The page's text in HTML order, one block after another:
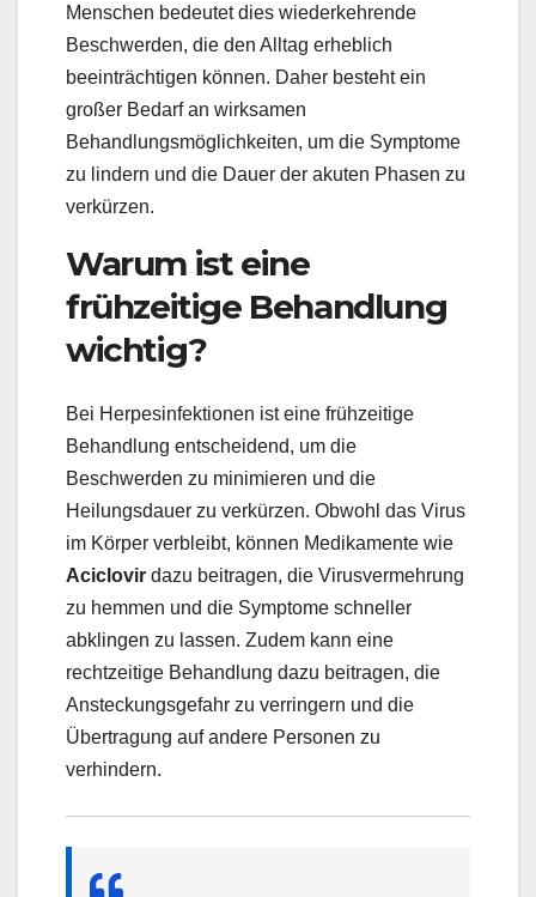
Menschen bedeutet dies wiederkehrende
Beschwerden, die den Alltag erheblich
beeinträchtigen können. Daher besteht ein
großer Bedarf an wirksamen
Behandlungsmöglichkeiten, um die Symptome
zu lindern und die Dauer der akuten Phasen zu
verkürzen.
Warum ist eine
frühzeitige Behandlung
wichtig?
Bei Herpesinfektionen ist eine frühzeitige
Behandlung entscheidend, um die
Beschwerden zu minimieren und die
Heilungsdauer zu verkürzen. Obwohl das Virus
im Körper verbleibt, können Medikamente wie
Aciclovir dazu beitragen, die Virusvermehrung
zu hemmen und die Symptome schneller
abklingen zu lassen. Zudem kann eine
rechtzeitige Behandlung dazu beitragen, die
Ansteckungsgefahr zu verringern und die
Übertragung auf andere Personen zu
verhindern.